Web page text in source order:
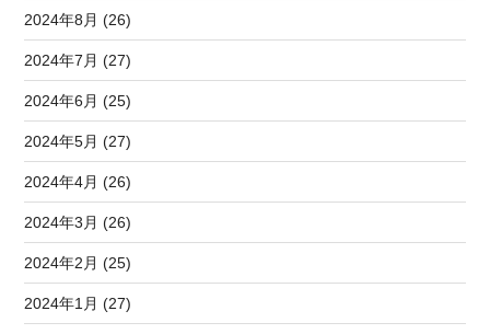
2024年8月 (26)
2024年7月 (27)
2024年6月 (25)
2024年5月 (27)
2024年4月 (26)
2024年3月 (26)
2024年2月 (25)
2024年1月 (27)